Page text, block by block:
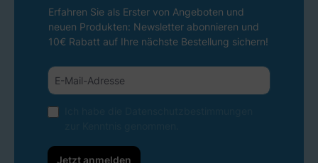
Erfahren Sie als Erster von Angeboten und
neuen Produkten: Newsletter abonnieren und
10€ Rabatt auf Ihre nächste Bestellung sichern!
Jetzt anmelden